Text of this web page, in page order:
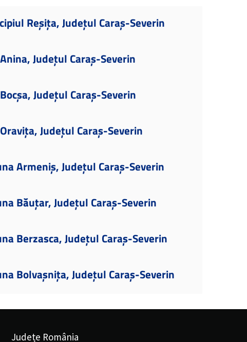
Reșița, Județul Caraș-Severin
Județul Caraș-Severin
Județul Caraș-Severin
Județul Caraș-Severin
Armeniș, Județul Caraș-Severin
Băuțar, Județul Caraș-Severin
Berzasca, Județul Caraș-Severin
Bolvașnița, Județul Caraș-Severin
Județe România